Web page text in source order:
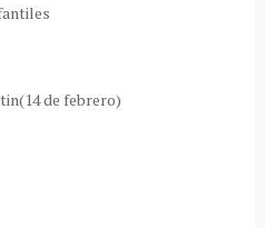
de febrero)